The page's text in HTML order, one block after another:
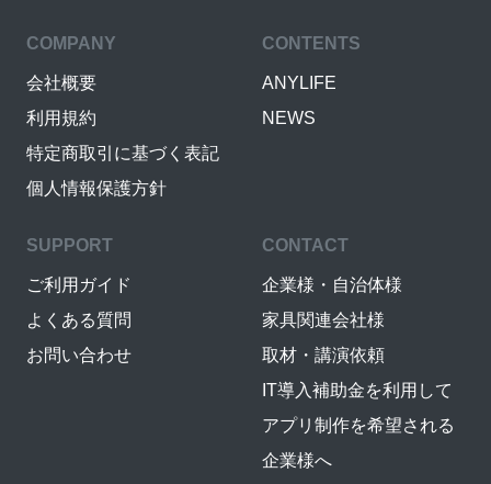
COMPANY
会社概要
利用規約
特定商取引に基づく表記
個人情報保護方針
CONTENTS
ANYLIFE
NEWS
SUPPORT
ご利用ガイド
よくある質問
お問い合わせ
CONTACT
企業様・自治体様
家具関連会社様
取材・講演依頼
IT導入補助金を利用して
アプリ制作を希望される
企業様へ